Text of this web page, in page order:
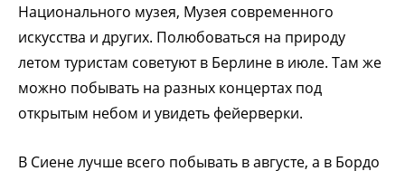
Национального музея, Музея современного
искусства и других. Полюбоваться на природу
летом туристам советуют в Берлине в июле. Там же
можно побывать на разных концертах под
открытым небом и увидеть фейерверки.
В Сиене лучше всего побывать в августе, а в Бордо